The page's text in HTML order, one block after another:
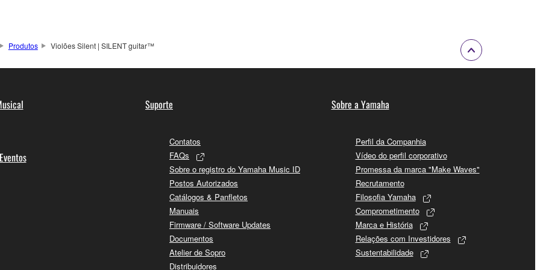
Produtos Violões Silent | SILENT guitar™
Suporte
Contatos
FAQs
Sobre o registro do Yamaha Music ID
Postos Autorizados
Catálogos & Panfletos
Manuais
Firmware / Software Updates
Documentos
Atelier de Sopro
Distribuidores
Sobre a Yamaha
Perfil da Companhia
Vídeo do perfil corporativo
Promessa da marca "Make Waves"
Recrutamento
Filosofia Yamaha
Comprometimento
Marca e História
Relações com Investidores
Sustentabilidade